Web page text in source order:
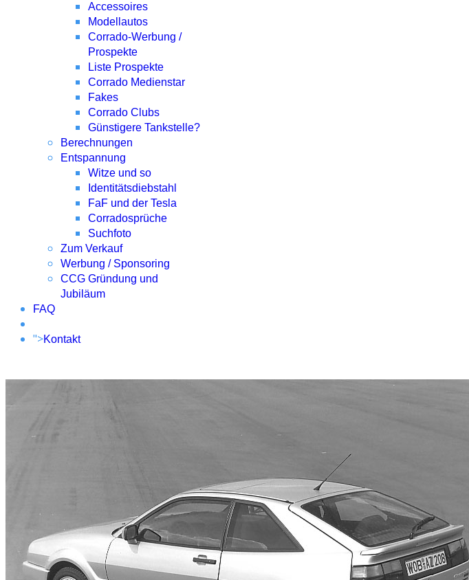
Accessoires
Modellautos
Corrado-Werbung /
Prospekte
Liste Prospekte
Corrado Medienstar
Fakes
Corrado Clubs
Günstigere Tankstelle?
Berechnungen
Entspannung
Witze und so
Identitätsdiebstahl
FaF und der Tesla
Corradosprüche
Suchfoto
Zum Verkauf
Werbung / Sponsoring
CCG Gründung und
Jubiläum
FAQ
">Kontakt